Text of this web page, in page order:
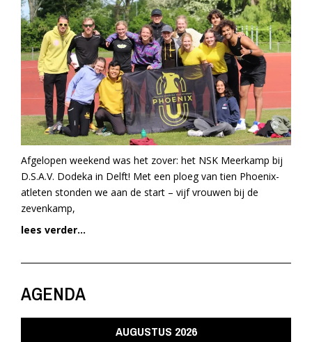
Afgelopen weekend was het zover: het NSK Meerkamp bij
D.S.A.V. Dodeka in Delft! Met een ploeg van tien Phoenix-
atleten stonden we aan de start – vijf vrouwen bij de
zevenkamp,
lees verder...
AGENDA
AUGUSTUS 2026